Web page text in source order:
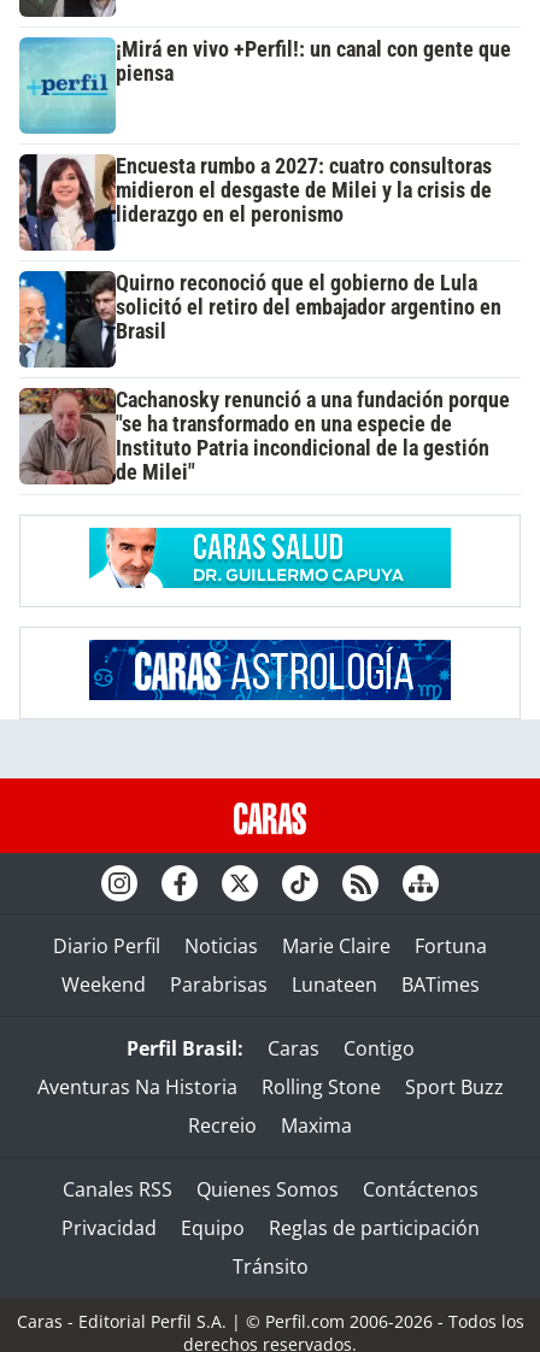
¡Mirá en vivo +Perfil!: un canal con gente que
piensa
Encuesta rumbo a 2027: cuatro consultoras
midieron el desgaste de Milei y la crisis de
liderazgo en el peronismo
Quirno reconoció que el gobierno de Lula
solicitó el retiro del embajador argentino en
Brasil
Cachanosky renunció a una fundación porque
"se ha transformado en una especie de
Instituto Patria incondicional de la gestión
de Milei"
Diario Perfil Noticias Marie Claire
Fortuna
Weekend
Parabrisas Lunateen BATimes
Perfil Brasil: Caras
Contigo
Aventuras Na Historia
Rolling Stone
Sport Buzz
Recreio
Maxima
Canales RSS Quienes Somos
Contáctenos
Privacidad
Equipo
Reglas de participación
Tránsito
Caras - Editorial Perfil S.A. | © Perfil.com 2006-2026 - Todos los
derechos reservados.